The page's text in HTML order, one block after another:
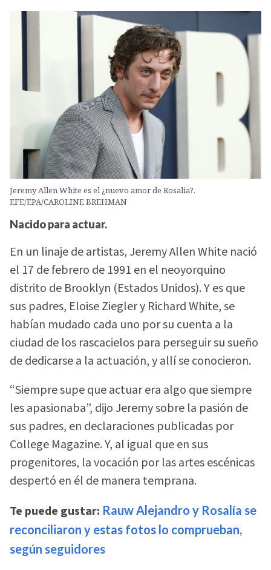
Jeremy Allen White es el ¿nuevo amor de Rosalia?.
EFE/EPA/CAROLINE BREHMAN
Nacido para actuar.
En un linaje de artistas, Jeremy Allen White nació
el 17 de febrero de 1991 en el neoyorquino
distrito de Brooklyn (Estados Unidos). Y es que
sus padres, Eloise Ziegler y Richard White, se
habían mudado cada uno por su cuenta a la
ciudad de los rascacielos para perseguir su sueño
de dedicarse a la actuación, y allí se conocieron.
“Siempre supe que actuar era algo que siempre
les apasionaba”, dijo Jeremy sobre la pasión de
sus padres, en declaraciones publicadas por
College Magazine. Y, al igual que en sus
progenitores, la vocación por las artes escénicas
despertó en él de manera temprana.
Te puede gustar: Rauw Alejandro y Rosalía se
reconciliaron y estas fotos lo comprueban,
según seguidores